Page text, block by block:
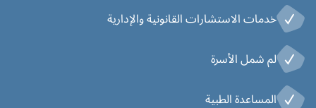
خدمات الاستشارات القانونية والإدارية
لم شمل الأسرة
المساعدة الطبية